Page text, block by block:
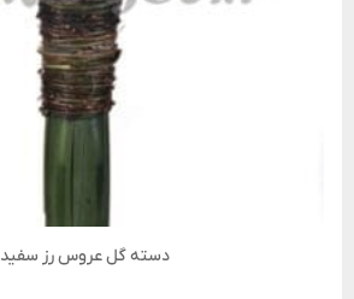
دسته گل عروس رز سفید